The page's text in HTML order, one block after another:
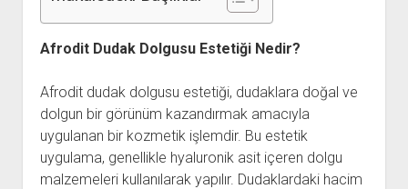
Afrodit Dudak Dolgusu Estetiği Nedir?
Afrodit dudak dolgusu estetiği, dudaklara doğal ve
dolgun bir görünüm kazandırmak amacıyla
uygulanan bir kozmetik işlemdir. Bu estetik
uygulama, genellikle hyaluronik asit içeren dolgu
malzemeleri kullanılarak yapılır. Dudaklardaki hacim